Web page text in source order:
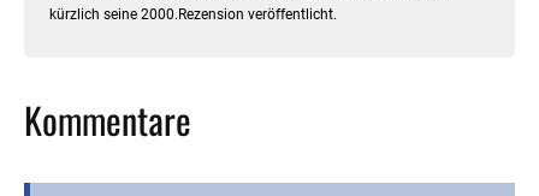
kürzlich seine 2000.Rezension veröffentlicht.
Kommentare